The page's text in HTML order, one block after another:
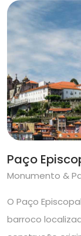
Paço
Monumento &
O Paço
barroco